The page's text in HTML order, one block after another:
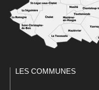
LES COMMUNES